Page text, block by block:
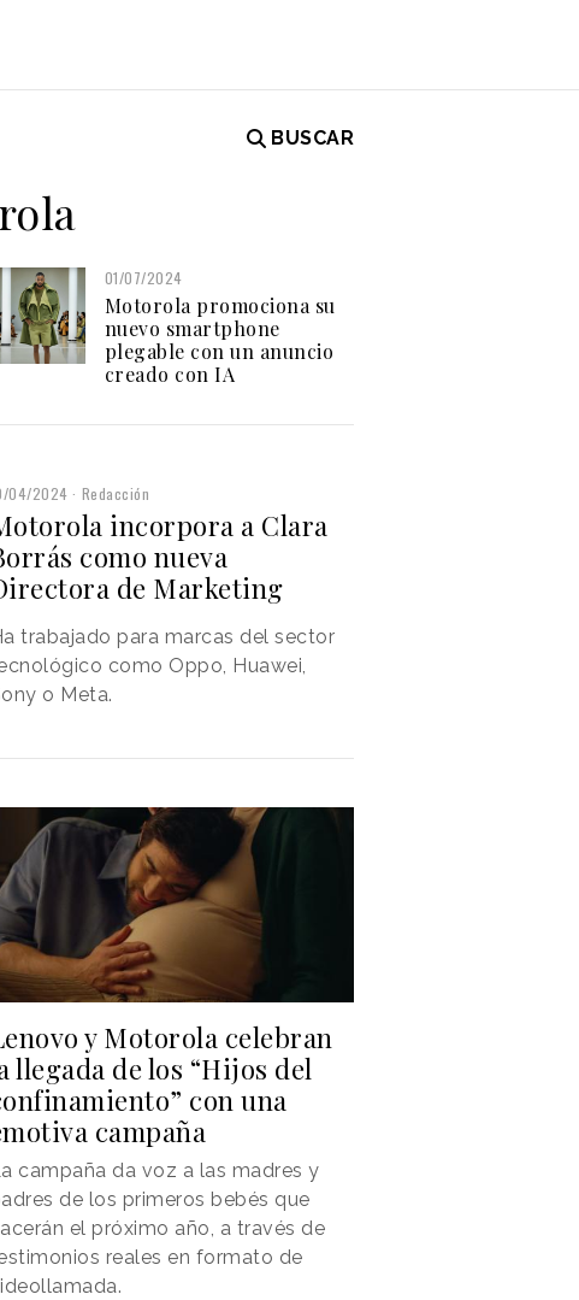
BUSCAR
01/07/2024
Motorola promociona su
nuevo smartphone
plegable con un anuncio
creado con IA
04/2024 Redacción
incorpora a Clara
como nueva
de Marketing
trabajado para marcas del sector
como Oppo, Huawei,
o Meta.
y Motorola celebran
llegada de los “Hijos del
con una
campaña
campaña da voz a las madres y
de los primeros bebés que
el próximo año, a través de
reales en formato de